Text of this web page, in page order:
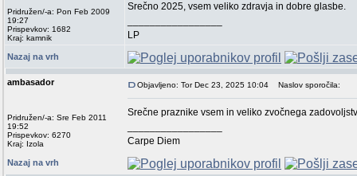
Pridružen/-a: Pon Feb 2009
19:27
Prispevkov: 1682
Kraj: kamnik
Srečno 2025, vsem veliko zdravja in dobre glasbe.
LP
Nazaj na vrh
ambasador
Pridružen/-a: Sre Feb 2011
19:52
Prispevkov: 6270
Kraj: Izola
Objavljeno: Tor Dec 23, 2025 10:04 Naslov sporočila:
Srečne praznike vsem in veliko zvočnega
Carpe Diem
Nazaj na vrh